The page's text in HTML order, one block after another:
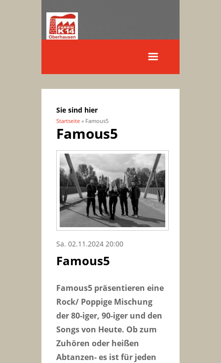
Sie sind hier
Startseite » Famous5
Famous5
Sa. 02.11.2024 20:00
Famous5
Famous5 präsentieren eine
Rock/ Poppige Mischung
der 80-iger, 90-iger und den
Songs von Heute. Ob zum
Zuhören oder heißen
Abtanzen- es ist für jeden